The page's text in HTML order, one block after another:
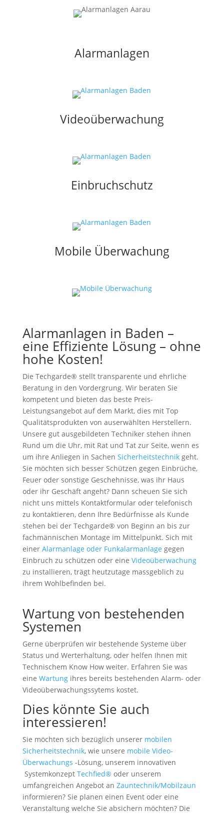
Alarmanlagen
Videoüberwachung
Einbruchschutz
Mobile Überwachung
Alarmanlagen in Baden –
eine Effiziente Lösung – ohne
hohe Kosten!
Die Techgarde® stellt transparente und ehrliche
Beratung in den Vordergrung. Wir beraten Sie
kompetent und bieten das beste Preis-
Leistungsangebot auf dem Markt, dies mit Top
Qualitätsprodukten von auserwählten Herstellern.
Unsere gut ausgebildeten Techniker stehen ihnen
Rund um die Uhr, mit Rat und Tat zur Seite, wenn es
um ihre Anliegen in Sachen Sicherheitstechnik geht.
Sie möchten sich besser Schützen gegen Einbrüche,
Feuer oder sonstige Geschehnisse, was ihr Haus
oder ihr Geschäft angeht? Dann scheuen Sie sich
nicht uns mittels Kontaktformular oder telefonisch
zu kontaktieren, denn Ihre Bedürfnisse als Kunde
stehen bei der Techgarde® von Beginn an bis zur
fachmännischen Montage im Mittelpunkt. Sich mit
einer Alarmanlage oder Funkalarmanlage gegen
Einbruch zu schützen oder eine Videoüberwachung
zu installieren, trägt heutzutage massgeblich zu
ihrem Wohlbefinden bei.
Wartung von bestehenden
Systemen
Gerne überprüfen wir bestehende Systeme über
Status und Werterhaltung, oder helfen Ihnen mit
Technischem Know How weiter. Erfahren Sie was
eine Wartungihres bereits bestehenden Alarm- oder
Videoüberwachungssytems kostet.
Dies könnte Sie auch
interessieren!
Sie möchten sich bezüglich unserer mobilen
Sicherheitstechnik, wie unsere mobile Video-
Überwachungs -Lösung, unserem innovativen
Systemkonzept Techfied® oder unserem
umfangreichen Angebot an Zauntechnik/Mobilzaun
informieren? Sie planen einen Event oder eine
Veranstaltung welche Sie absichern möchten? Die